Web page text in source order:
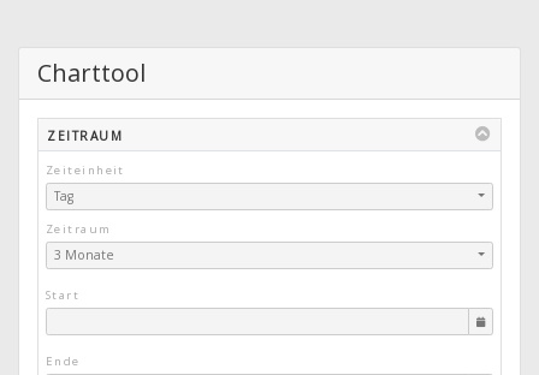
Charttool
ZEITRAUM
Zeiteinheit
Tag
Zeitraum
3 Monate
Start
Ende